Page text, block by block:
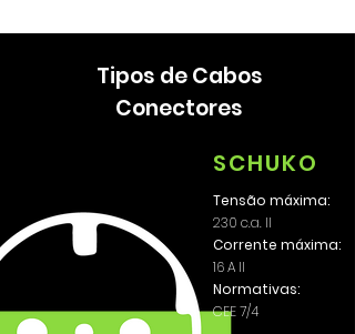
Tipos de Cabos
Conectores
SCHUKO
Tensão máxima:
230 c.a. II
Corrente máxima:
16 A II
Normativas:
CEE 7/4